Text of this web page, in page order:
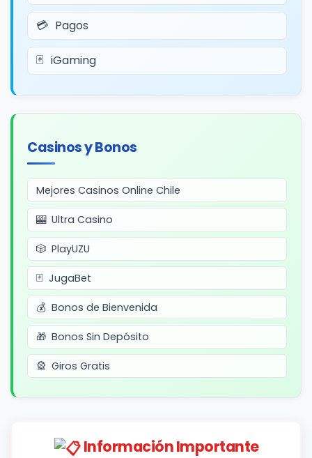
Pagos
iGaming
Casinos y Bonos
Mejores Casinos Online Chile
Ultra Casino
PlayUZU
JugaBet
Bonos de Bienvenida
Bonos Sin Depósito
Giros Gratis
Información Importante